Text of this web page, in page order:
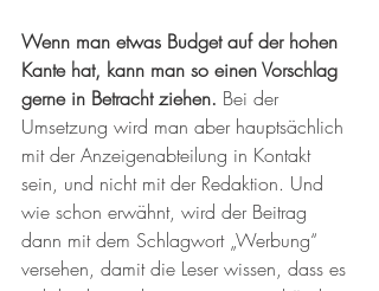
Wenn man etwas Budget auf der hohen
Kante hat, kann man so einen Vorschlag
gerne in Betracht ziehen. Bei der
Umsetzung wird man aber hauptsächlich
mit der Anzeigenabteilung in Kontakt
sein, und nicht mit der Redaktion. Und
wie schon erwähnt, wird der Beitrag
dann mit dem Schlagwort „Werbung“
versehen, damit die Leser wissen, dass es